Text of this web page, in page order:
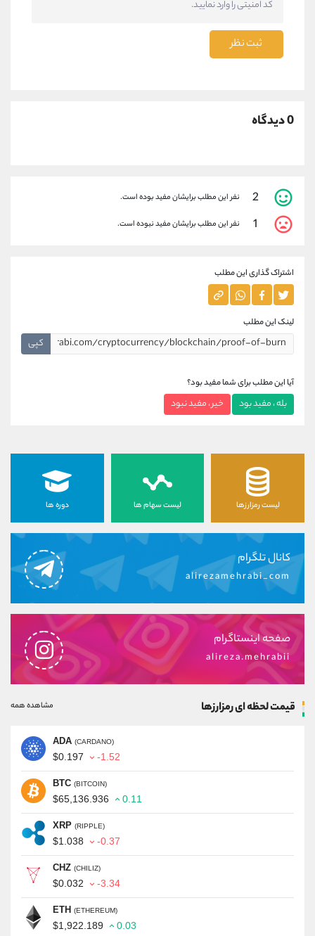
ثبت نظر
0 دیدگاه
2 نفر این مطلب برایشان مفید بوده است.
1 نفر این مطلب برایشان مفید نبوده است.
اشتراک گذاری این مطلب
لینک این مطلب
کپی
آیا این مطلب برای شما مفید بود؟
بله ، مفید بود خیر ، مفید نبود
لیست رمزارزها لیست سهام ها دوره ها
کانال تلگرام
alirezamehrabi_com
صفحه اینستاگرام
alireza.mehrabii
قیمت لحظه ای رمزارزها مشاهده همه
ADA (CARDANO)
$0.197 -1.52
BTC (BITCOIN)
$65,136.936 0.11
XRP (RIPPLE)
$1.038 -0.37
CHZ (CHILIZ)
$0.032 -3.34
ETH (ETHEREUM)
$1,922.189 0.03